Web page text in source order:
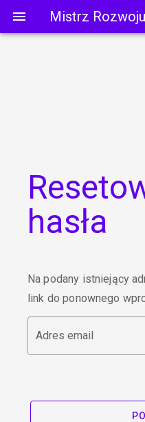
Mistrz Rozwoju
hasła
Na podany istniejący
link do ponownego
Adres email